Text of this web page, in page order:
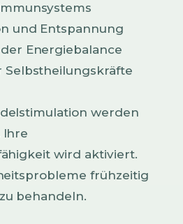
und Entspannung
Energiebalance
Selbstheilungskräfte
werden
Ihre
wird aktiviert.
frühzeitig
behandeln.